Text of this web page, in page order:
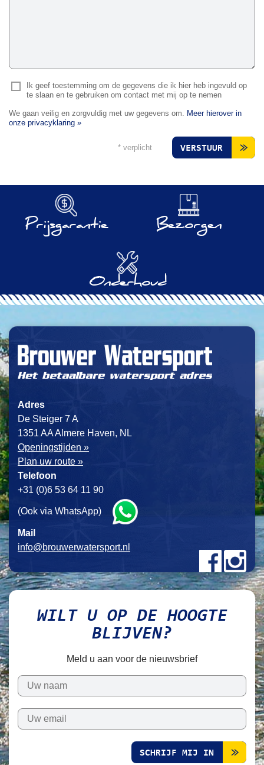
Ik geef toestemming om de gegevens die ik hier heb ingevuld op
te slaan en te gebruiken om contact met mij op te nemen
We gaan veilig en zorgvuldig met uw gegevens om. Meer hierover in
onze privacyklaring »
* verplicht VERSTUUR
Prijsgarantie Bezorgen
Onderhoud
Adres
De Steiger 7 A
1351 AA Almere Haven, NL
Openingstijden »
Plan uw route »
Telefoon
+31 (0)6 53 64 11 90
(Ook via WhatsApp)
Mail
info@brouwerwatersport.nl
WILT U OP DE HOOGTE
BLIJVEN?
Meld u aan voor de nieuwsbrief
SCHRIJF MIJ IN